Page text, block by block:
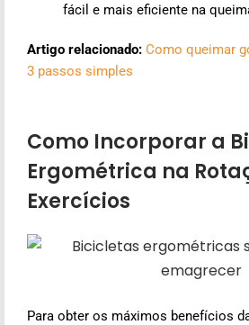
fácil e mais eficiente na
Artigo relacionado: Como queimar
3 passos simples
Como Incorporar a
Ergométrica na
Exercícios
Para obter os máximos benefícios